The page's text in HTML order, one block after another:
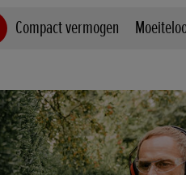
Compact vermogen